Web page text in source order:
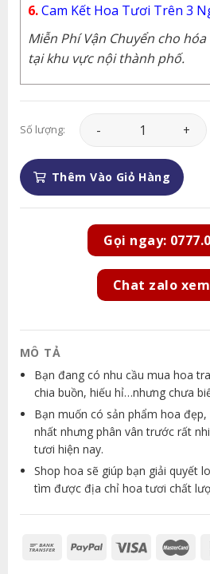
6.Cam Kết Hoa Tươi Trên 3
Miễn Phí Vận Chuyển cho
tại khu vực nội thành phố.
Số lượng: Lan Hồ Điệp - LHD076
Thêm Vào Giỏ Hàng
Gọi ngay:
Chat zalo
MÔ TẢ
Bạn đang có nhu cầu mua hoa
chia buồn, hiếu hỉ…nhưng chưa
Bạn muốn có sản phẩm hoa
nhất nhưng phân vân trước rất
tươi hiện nay.
Shop hoa sẽ giúp bạn giải quyết
tìm được địa chỉ hoa tươi chất